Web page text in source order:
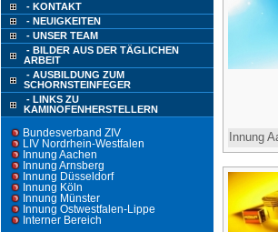
- KONTAKT
- NEUIGKEITEN
- UNSER TEAM
- BILDER AUS DER TÄGLICHEN
ARBEIT
- AUSBILDUNG ZUM
SCHORNSTEINFEGER
- LINKS ZU
KAMINOFENHERSTELLERN
Bundesverband ZIV
LIV Nordrhein-Westfalen
Innung Aachen
Innung Arnsberg
Innung Düsseldorf
Innung Köln
Innung Münster
Innung Ostwestfalen-Lippe
Interner Bereich
Innung